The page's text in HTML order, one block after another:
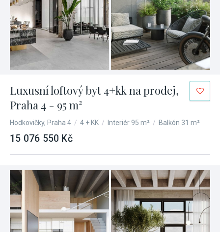
Luxusní loftový byt 4+kk na prodej,
Praha 4 - 95 m²
Hodkovičky, Praha 4 / 4 + KK / Interiér 95 m² / Balkón 31 m²
15 076 550 Kč